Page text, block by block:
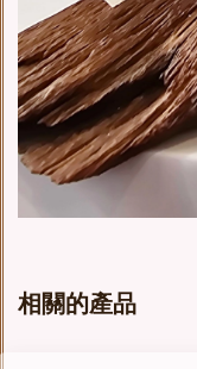
相關的產品